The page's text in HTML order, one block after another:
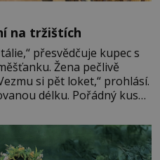
na tržištích
přesvědčuje kupec s
Žena pečlivě
si pět loket,“ prohlásí.
délku. Pořádný kus
zhodnotí švadlena
„Ošidili vás, podívejte.“